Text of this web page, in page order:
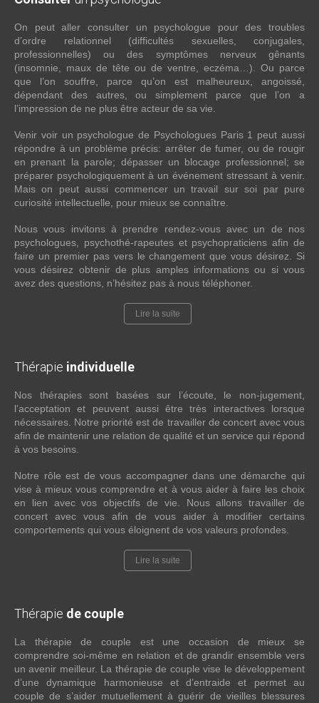
On peut aller consulter un psychologue pour des troubles
d’ordre relationnel (difficultés sexuelles, conjugales,
professionnelles) ou des symptômes nerveux gênants
(insomnie, maux de tête ou de ventre, eczéma…). Ou parce
que l’on souffre, parce qu’on est malheureux, angoissé,
dépendant des autres, ou simplement parce que l’on a
l’impression de ne plus être acteur de sa vie.
Venir voir un psychologue de Psychologues Paris 1 peut aussi
répondre à un problème précis: arrêter de fumer, ou de rougir
en prenant la parole; dépasser un blocage professionnel; se
préparer psychologiquement à un événement stressant à venir.
Mais on peut aussi commencer un travail sur soi par pure
curiosité intellectuelle, pour mieux se connaître.
Nous vous invitons à prendre rendez-vous avec un de nos
psychologues, psychothé-rapeutes et psychopraticiens afin de
faire un premier pas vers le changement que vous désirez. Si
vous désirez obtenir de plus amples informations ou si vous
avez des questions, n’hésitez pas à nous téléphoner.
Lire la suite
Thérapie individuelle
Nos thérapies sont basées sur l’écoute, le non-jugement,
l’acceptation et peuvent aussi être très interactives lorsque
nécessaires. Notre priorité est de travailler de concert avec vous
afin de maintenir une relation de qualité et un service qui répond
à vos besoins.
Notre rôle est de vous accompagner dans une démarche qui
vise à mieux vous comprendre et à vous aider à faire les choix
en lien avec vos objectifs de vie. Nous allons travailler de
concert avec vous afin de vous aider à modifier certains
comportements qui vous éloignent de vos valeurs profondes.
Lire la suite
Thérapie de couple
La thérapie de couple est une occasion de mieux se
comprendre soi-même en relation et de grandir ensemble vers
un avenir meilleur. La thérapie de couple vise le développement
d’une dynamique harmonieuse et d’entraide et permet au
couple de s’aider mutuellement à guérir de vieilles blessures